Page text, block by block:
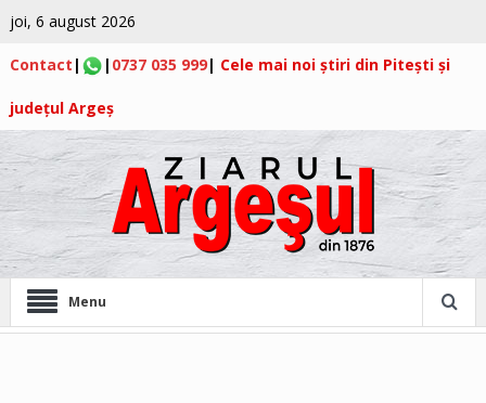
joi, 6 august 2026
Contact | | 0737 035 999| Cele mai noi știri din Pitești și
județul Argeș
Menu